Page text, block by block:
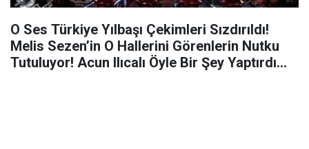
O Ses Türkiye Yılbaşı Çekimleri Sızdırıldı!
Melis Sezen’in O Hallerini Görenlerin Nutku
Tutuluyor! Acun Ilıcalı Öyle Bir Şey Yaptırdı